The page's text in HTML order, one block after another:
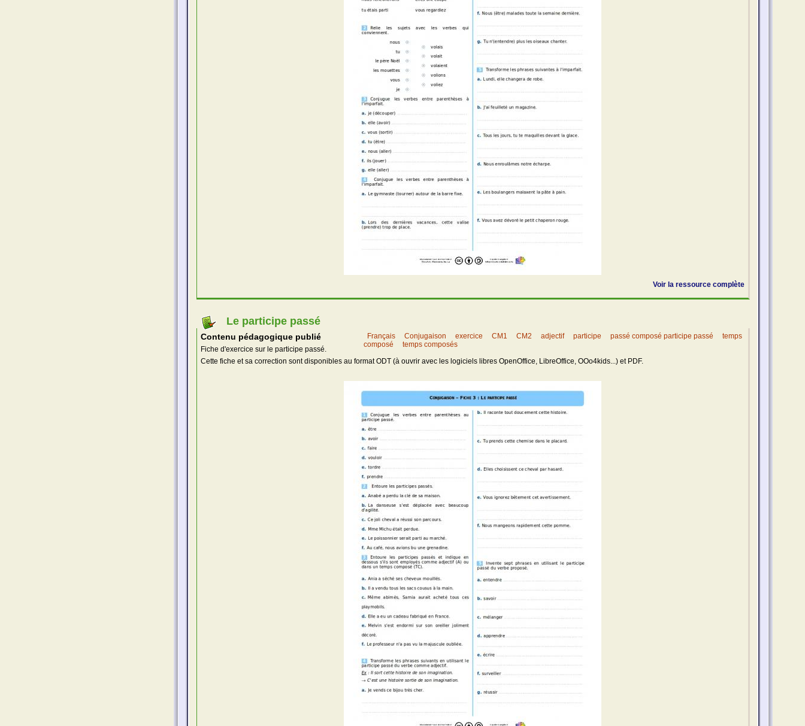
Voir la ressource complète
Le participe passé
Français Conjugaison exercice CM1 CM2 adjectif participe passé composé participe passé
temps
composé
temps composés
Contenu pédagogique publié
Fiche d'exercice sur le participe passé.
Cette fiche et sa correction sont disponibles au format ODT (à ouvrir avec les logiciels libres OpenOffice, LibreOffice, OOo4kids...) et PDF.